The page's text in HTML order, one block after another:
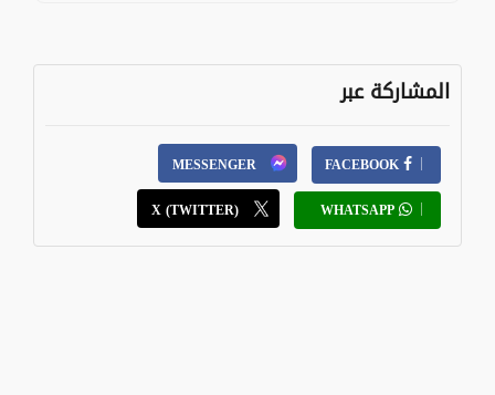
المشاركة عبر
FACEBOOK
MESSENGER
WHATSAPP
X (TWITTER)